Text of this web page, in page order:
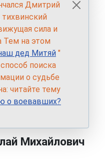
Дмитрий
сила и
Тем на этом
дед Митяй "
поиска
о судьбе
читайте тему
о воевавших?
Михайлович